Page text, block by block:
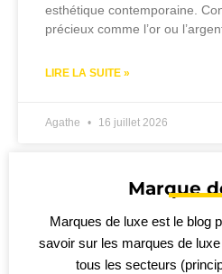
esthétique contemporaine.
précieux comme l’or ou
LIRE LA SUITE »
Agathe 16 juillet 2026
Marque
Marques de luxe est le blog
savoir sur les marques de
tous les secteurs